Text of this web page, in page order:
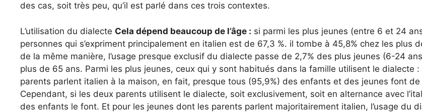
des cas, soit très peu, qu’il est parlé dans ces trois contextes.
L’utilisation du dialecte Cela dépend beaucoup de l’âge : si parmi les plus jeunes (entre 6 et 24
personnes qui s’expriment principalement en italien est de 67,3 %. il tombe à 45,8% chez les plus
de la même manière, l’usage presque exclusif du dialecte passe de 2,7% des plus jeunes (6-24
plus de 65 ans. Parmi les plus jeunes, ceux qui y sont habitués dans la famille utilisent le dialecte :
parents parlent italien à la maison, en fait, presque tous (95,9%) des enfants et des jeunes font de
Cependant, si les deux parents utilisent le dialecte, soit exclusivement, soit en alternance avec
des enfants le font. Et pour les jeunes dont les parents parlent majoritairement italien, l’usage du